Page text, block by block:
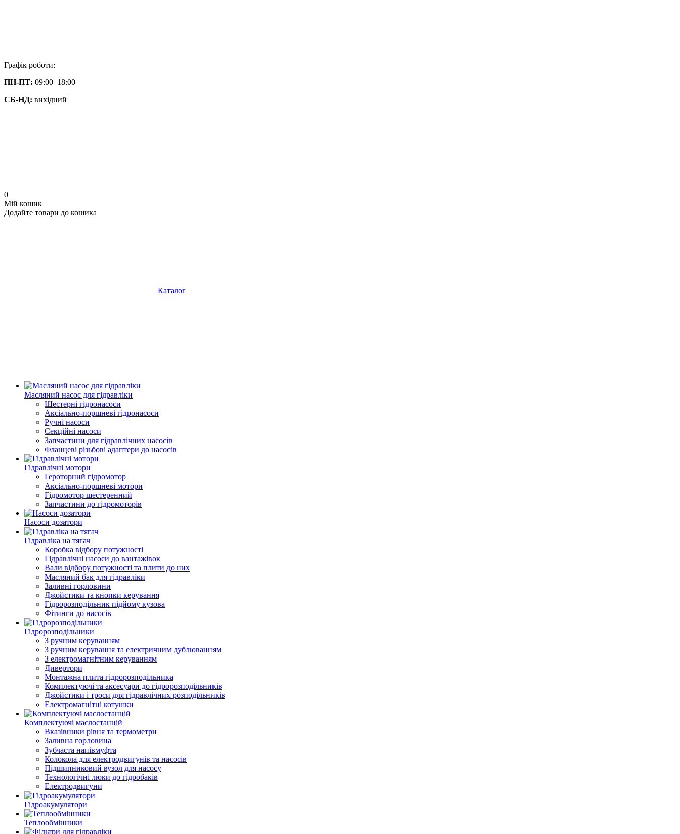
Графік роботи:
ПН-ПТ: 09:00–18:00
СБ-НД: вихідний
0
Мій кошик
Додайте товари до кошика
Каталог
Масляний насос для гідравліки
Шестерні гідронасоси
Аксіально-поршневі гідронасоси
Ручні насоси
Секційні насоси
Запчастини для гідравлічних насосів
Фланцеві різьбові адаптери до насосів
Гідравлічні мотори
Героторний гідромотор
Аксіально-поршневі мотори
Гідромотор шестеренний
Запчастини до гідромоторів
Насоси дозатори
Гідравліка на тягач
Коробка відбору потужності
Гідравлічні насоси до вантажівок
Вали відбору потужності та плити до них
Масляний бак для гідравліки
Заливні горловини
Джойстики та кнопки керування
Гідророзподільник підйому кузова
Фітинги до насосів
Гідророзподільники
З ручним керуванням
З ручним керування та електричним дублюванням
З електромагнітним керуванням
Дивертори
Монтажна плита гідророзподільника
Комплектуючі та аксесуари до гідророзподільників
Джойстики і троси для гідравлічних розподільників
Електромагнітні котушки
Комплектуючі маслостанцій
Вказівники рівня та термометри
Заливна горловина
Зубчаста напівмуфта
Колокола для електродвигунів та насосів
Підшипниковий вузол для насосу
Технологічні люки до гідробаків
Електродвигуни
Гідроакумулятори
Теплообмінники